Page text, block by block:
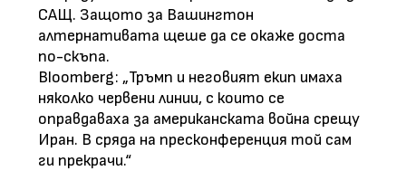
САЩ. Защото за Вашингтон
алтернативата щеше да се окаже доста
по-скъпа.
Bloomberg: „Тръмп и неговият екип имаха
няколко червени линии, с които се
оправдаваха за американската война срещу
Иран. В сряда на пресконференция той сам
ги прекрачи.“